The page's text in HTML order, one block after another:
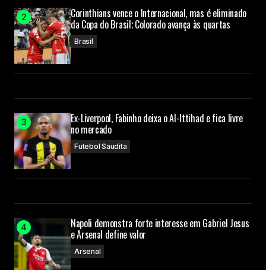
Corinthians vence o Internacional, mas é eliminado
da Copa do Brasil; Colorado avança às quartas
Brasil
Ex-Liverpool, Fabinho deixa o Al-Ittihad e fica livre
no mercado
Futebol Saudita
Napoli demonstra forte interesse em Gabriel Jesus
e Arsenal define valor
Arsenal